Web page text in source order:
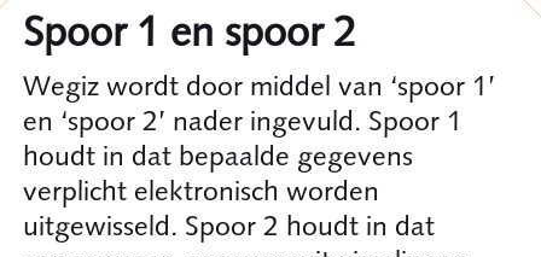
Spoor 1 en spoor 2
Wegiz wordt door middel van ‘spoor 1’
en ‘spoor 2’ nader ingevuld. Spoor 1
houdt in dat bepaalde gegevens
verplicht elektronisch worden
uitgewisseld. Spoor 2 houdt in dat